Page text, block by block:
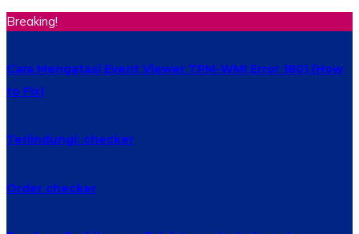
Breaking!
Cara Mengatasi Event Viewer TPM-WMI Error 1801 (How
to Fix)
Terlindungi: checker
Order checker